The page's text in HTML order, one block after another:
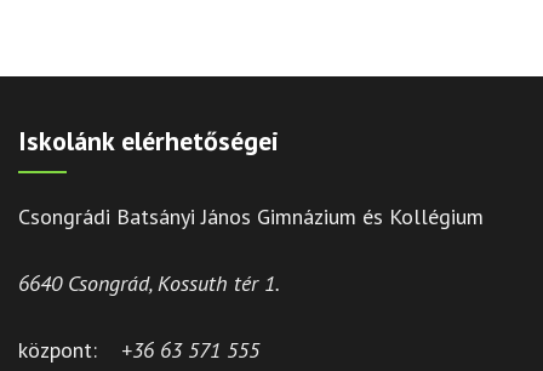
Iskolánk elérhetőségei
Csongrádi Batsányi János Gimnázium és Kollégium
6640 Csongrád, Kossuth tér 1.
központ: +36 63 571 555